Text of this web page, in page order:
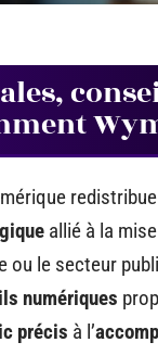
allié à la
ou le secteur
numériques
précis à l’